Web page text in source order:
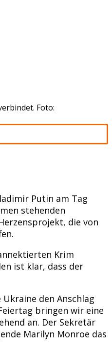
Foto:
Putin am Tag
stehenden
die von
Krim
ist klar, dass der
den Anschlag
bringen wir eine
an. Der Sekretär
Marilyn Monroe das